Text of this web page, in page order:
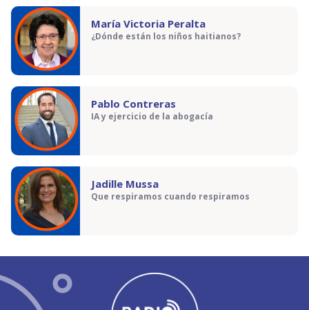
María Victoria Peralta
¿Dónde están los niños haitianos?
Pablo Contreras
IA y ejercicio de la abogacía
Jadille Mussa
Que respiramos cuando respiramos